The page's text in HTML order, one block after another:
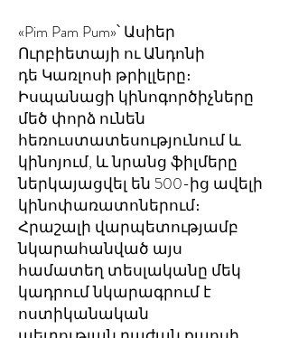
«Pim Pam Pum»՝ Ասիեր
Ուրբիետայի ու Անդոնի
դե Կառլոսի թրիլլերը։
Իսպանացի կինոգործիչները
մեծ փորձ ունեն
հեռուստատեսությունում և
կինոյում, և նրանց ֆիլմերը
ներկայացվել են 500-ից ավելի
կինոփառատոներում։
Հրաշալի վարպետությամբ
նկարահանված այս
համատեղ տեսլականը մեկ
կադրում նկարագրում է
ոստիկանական